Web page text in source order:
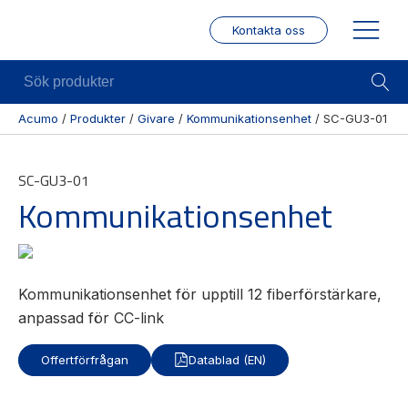
Kontakta oss
Se alla
kategorier
leverantörer
Axelkopplingar
Sök
produkter
Acumo / Produkter / Givare / Kommunikationsenhet / SC-GU3-01
SC-GU3-01
Kommunikationsenhet
Kommunikationsenhet för upptill 12 fiberförstärkare,
anpassad för CC-link
Offertförfrågan Datablad (EN)